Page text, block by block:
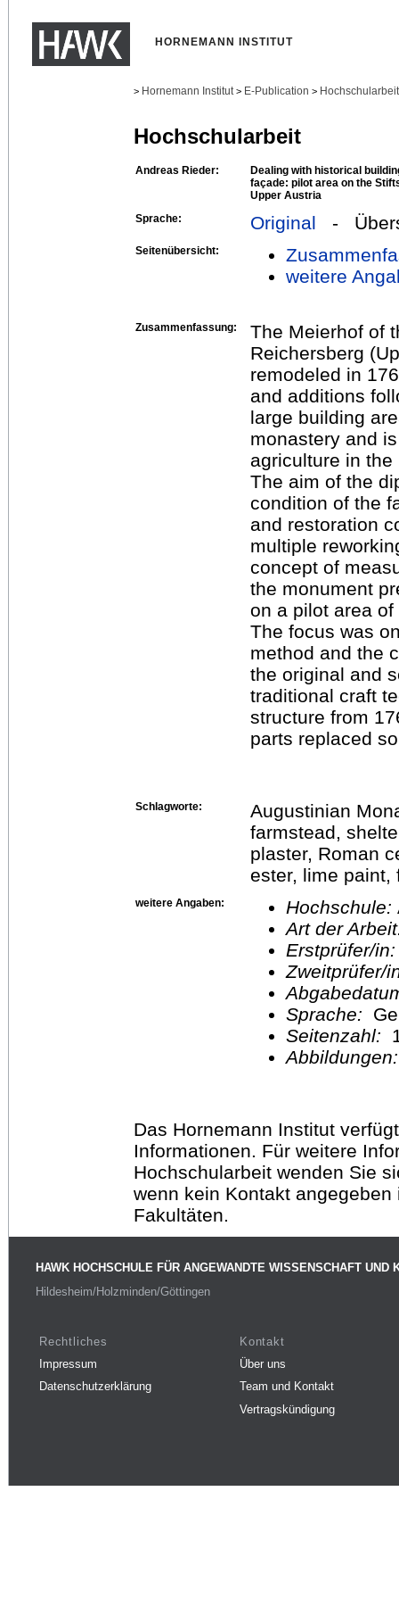
HORNEMANN INSTITUT
> Hornemann Institut > E-Publication >
Hochschularbeit
Andreas Rieder:
Dealing with historical
façade: pilot area on the
Upper Austria
Sprache:
Original -
Seitenübersicht:
weitere
Zusammenfassung:
The Meierhof of
Reichersberg
remodeled in
and additions
large building
monastery and
agriculture in
The aim of the
condition of the
and restoration
multiple
concept of
the monument
on a pilot area
The focus was
method and the
the original and
traditional craft
structure from
parts replaced
Schlagworte:
Augustinian
farmstead,
plaster, Roman
ester, lime paint,
weitere Angaben: Hochschule:
Art der
Erstprüfer/
Sprache:
Seitenzahl:
Das Hornemann Institut
Informationen. Für weitere
Hochschularbeit wenden Sie
wenn kein Kontakt
Fakultäten.
HAWK HOCHSCHULE FÜR ANGEWANDTE WISSENSCHAFT UND
Hildesheim/Holzminden/Göttingen
Rechtliches
Impressum
Datenschutzerklärung
Kontakt
Über uns
Team und Kontakt
Vertragskündigung